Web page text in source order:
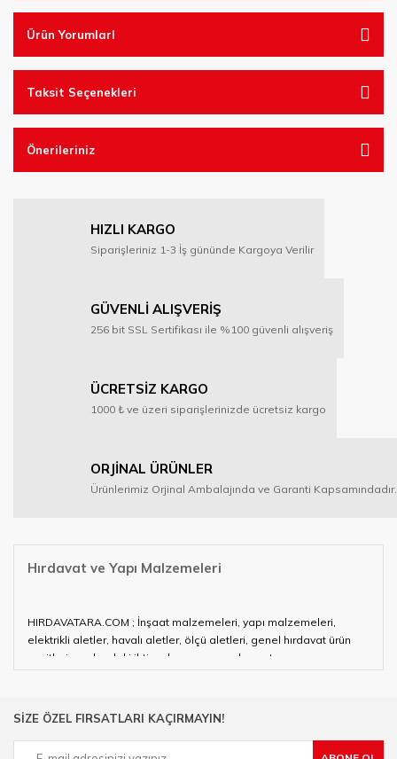
Ürün YorumlarI
Taksit Seçenekleri
Önerileriniz
HIZLI KARGO
Siparişleriniz 1-3 İş gününde Kargoya Verilir
GÜVENLİ ALIŞVERİŞ
256 bit SSL Sertifikası ile %100 güvenli alışveriş
ÜCRETSİZ KARGO
1000 ₺ ve üzeri siparişlerinizde ücretsiz kargo
ORJİNAL ÜRÜNLER
Ürünlerimiz Orjinal Ambalajında ve Garanti Kapsamındadır.
Hırdavat ve Yapı Malzemeleri
HIRDAVATARA.COM ; İnşaat malzemeleri, yapı malzemeleri,
elektrikli aletler, havalı aletler, ölçü aletleri, genel hırdavat ürün
çeşitleri ve alandaki ihtiyaçlarınızın neredeyse tamamını
çalışan HIRDAVATARA.COM geniş ürün yelpazesi ile siz değerli
SİZE ÖZEL FIRSATLARI KAÇIRMAYIN!